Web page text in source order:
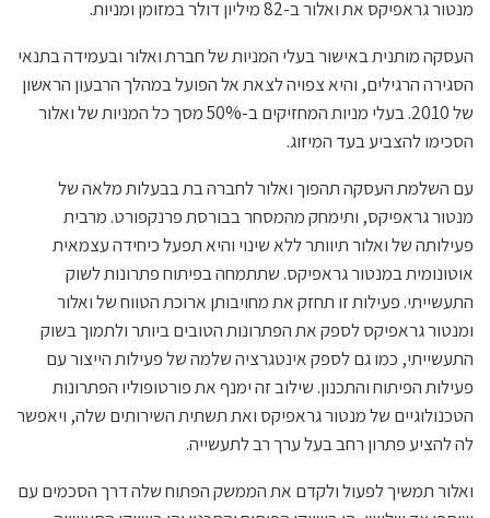
מנטור גראפיקס את ואלור ב-82 מיליון דולר במזומן ומניות.
העסקה מותנית באישור בעלי המניות של חברת ואלור ובעמידה בתנאי
הסגירה הרגילים, והיא צפויה לצאת אל הפועל במהלך הרבעון הראשון
של 2010. בעלי מניות המחזיקים ב-50% מסך כל המניות של ואלור
הסכימו להצביע בעד המיזוג.
עם השלמת העסקה תהפוך ואלור לחברה בת בבעלות מלאה של
מנטור גראפיקס, ותימחק מהמסחר בבורסת פרנקפורט. מרבית
פעילותה של ואלור תיוותר ללא שינוי והיא תפעל כיחידה עצמאית
אוטונומית במנטור גראפיקס. שתתמחה בפיתוח פתרונות לשוק
התעשייתי. פעילות זו תחזק את מחויבותן ארוכת הטווח של ואלור
ומנטור גראפיקס לספק את הפתרונות הטובים ביותר ולתמוך בשוק
התעשייתי, כמו גם לספק אינטגרציה שלמה של פעילות הייצור עם
פעילות הפיתוח והתכנון. שילוב זה ימנף את פורטופוליו הפתרונות
הטכנולוגיים של מנטור גראפיקס ואת תשתית השירותים שלה, ויאפשר
לה להציע פתרון רחב בעל ערך רב לתעשייה.
ואלור תמשיך לפעול ולקדם את הממשק הפתוח שלה דרך הסכמים עם